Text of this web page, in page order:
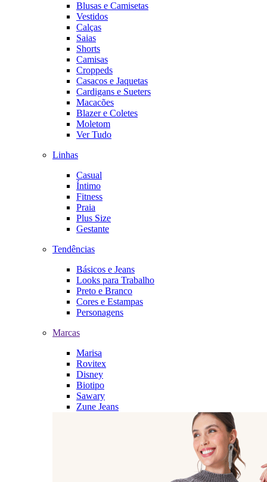
Blusas e Camisetas
Vestidos
Calças
Saias
Shorts
Camisas
Croppeds
Casacos e Jaquetas
Cardigans e Sueters
Macacões
Blazer e Coletes
Moletom
Ver Tudo
Linhas
Casual
Íntimo
Fitness
Praia
Plus Size
Gestante
Tendências
Básicos e Jeans
Looks para Trabalho
Preto e Branco
Cores e Estampas
Personagens
Marcas
Marisa
Rovitex
Disney
Biotipo
Sawary
Zune Jeans